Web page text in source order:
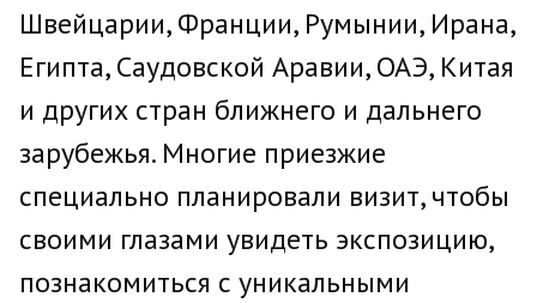
Швейцарии, Франции, Румынии, Ирана,
Египта, Саудовской Аравии, ОАЭ, Китая
и других стран ближнего и дальнего
зарубежья. Многие приезжие
специально планировали визит, чтобы
своими глазами увидеть экспозицию,
познакомиться с уникальными